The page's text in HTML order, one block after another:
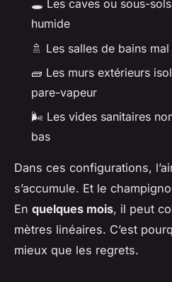
🕳️ Les caves ou sous-
humide
🚿 Les salles de bains
🧱 Les murs extérieurs
pare-vapeur
🌬️ Les vides sanitaires
bas
Dans ces configurations,
s’accumule. Et le
En quelques mois, il peut
mètres linéaires. C’est
mieux que les regrets.